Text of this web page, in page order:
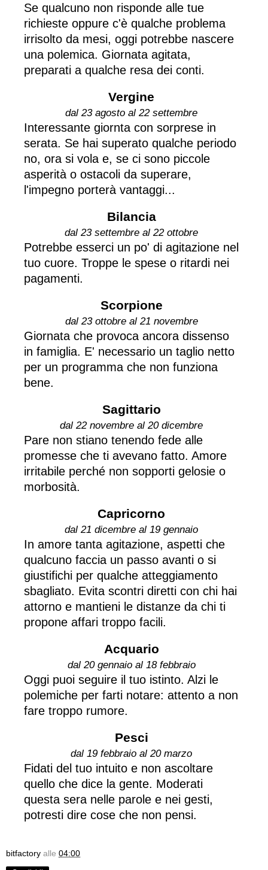
Se qualcuno non risponde alle tue
richieste oppure c'è qualche problema
irrisolto da mesi, oggi potrebbe nascere
una polemica. Giornata agitata,
preparati a qualche resa dei conti.
Vergine
dal 23 agosto al 22 settembre
Interessante giornta con sorprese in
serata. Se hai superato qualche periodo
no, ora si vola e, se ci sono piccole
asperità o ostacoli da superare,
l'impegno porterà vantaggi...
Bilancia
dal 23 settembre al 22 ottobre
Potrebbe esserci un po' di agitazione nel
tuo cuore. Troppe le spese o ritardi nei
pagamenti.
Scorpione
dal 23 ottobre al 21 novembre
Giornata che provoca ancora dissenso
in famiglia. E' necessario un taglio netto
per un programma che non funziona
bene.
Sagittario
dal 22 novembre al 20 dicembre
Pare non stiano tenendo fede alle
promesse che ti avevano fatto. Amore
irritabile perché non sopporti gelosie o
morbosità.
Capricorno
dal 21 dicembre al 19 gennaio
In amore tanta agitazione, aspetti che
qualcuno faccia un passo avanti o si
giustifichi per qualche atteggiamento
sbagliato. Evita scontri diretti con chi hai
attorno e mantieni le distanze da chi ti
propone affari troppo facili.
Acquario
dal 20 gennaio al 18 febbraio
Oggi puoi seguire il tuo istinto. Alzi le
polemiche per farti notare: attento a non
fare troppo rumore.
Pesci
dal 19 febbraio al 20 marzo
Fidati del tuo intuito e non ascoltare
quello che dice la gente. Moderati
questa sera nelle parole e nei gesti,
potresti dire cose che non pensi.
bitfactory alle 04:00